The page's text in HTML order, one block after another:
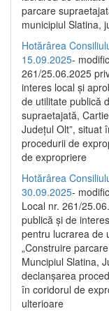
parcare
municipiul Slatina,
Hotărârea
15.09.2025-
261/25.06.2025
interes local și
de utilitate publică
supraetajată,
Județul Olt”, situat
procedurii de
de expropriere
Hotărârea
30.09.2025-
Local nr. 261/
publică şi de
pentru lucrarea de
„Construire
Muncipiul Slatina,
declanşarea
în coridorul de
ulterioare